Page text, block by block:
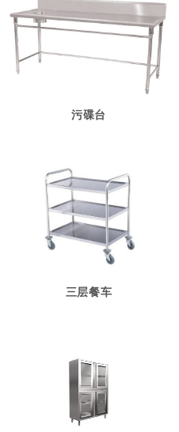
污碟台
三层餐车